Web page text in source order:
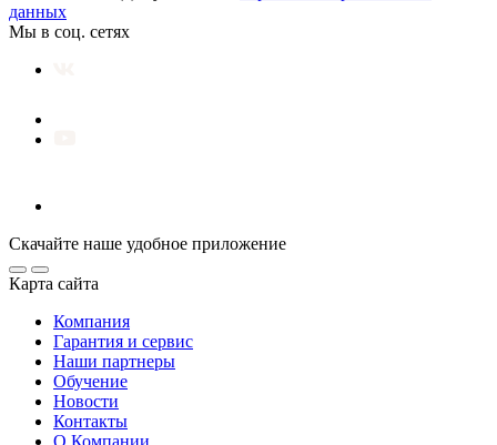
данных
Мы в соц. сетях
Скачайте наше удобное приложение
Карта сайта
Компания
Гарантия и сервис
Наши партнеры
Обучение
Новости
Контакты
О Компании